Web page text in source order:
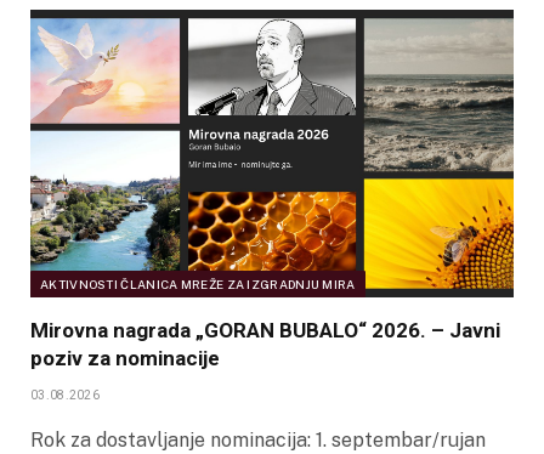
AKTIVNOSTI ČLANICA MREŽE ZA IZGRADNJU MIRA
Mirovna nagrada „GORAN BUBALO“ 2026. – Javni
poziv za nominacije
03.08.2026
Rok za dostavljanje nominacija: 1. septembar/rujan